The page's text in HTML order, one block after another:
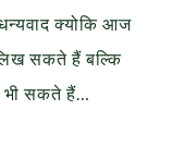
क्योकि आज
सकते हैं बल्कि
भी सकते हैं…